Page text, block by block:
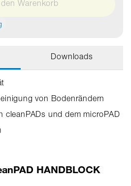
den Warenkorb
Downloads
von Bodenrändern
cleanPADs und dem microPAD
HANDBLOCK